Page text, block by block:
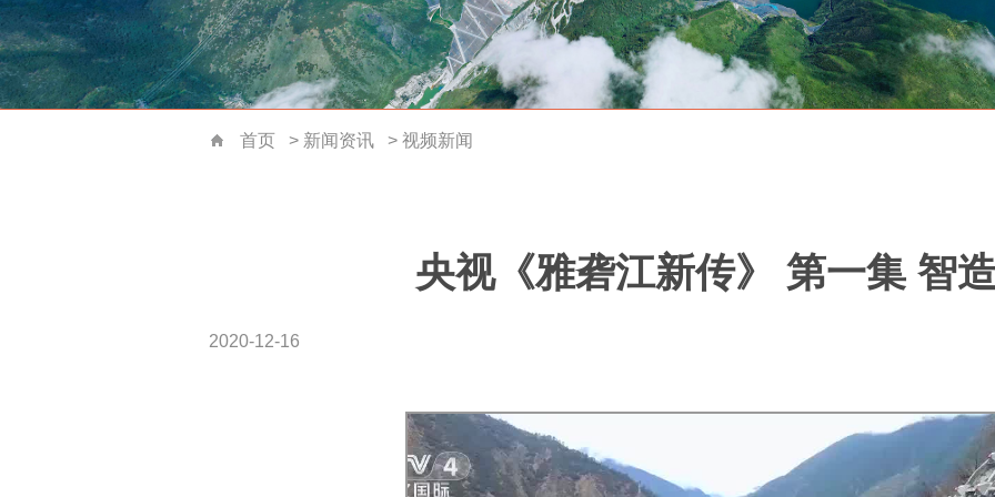
首页 > 新闻资讯 > 视频新闻
央视《雅砻江新传》 第一集 智
2020-12-16